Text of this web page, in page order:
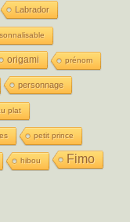
Labrador
origami prénom
personnage
plat
petit prince
hibou Fimo